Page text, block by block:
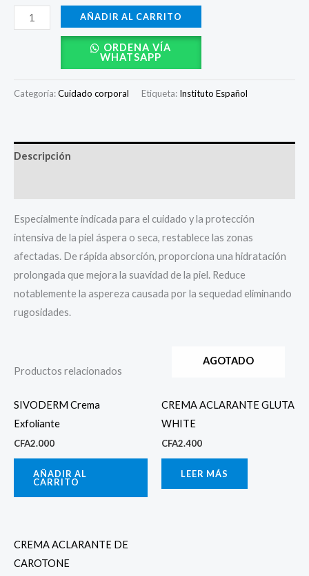
AÑADIR AL CARRITO
ORDENA VÍA
WHATSAPP
Categoría:Cuidado corporal Etiqueta: Instituto Español
Descripción
Especialmente indicada para el cuidado y la protección
intensiva de la piel áspera o seca, restablece las zonas
afectadas. De rápida absorción, proporciona una hidratación
prolongada que mejora la suavidad de la piel. Reduce
notablemente la aspereza causada por la sequedad eliminando
rugosidades.
Productos relacionados
SIVODERM Crema
Exfoliante
CFA2.000
AÑADIR AL
CARRITO
AGOTADO
CREMA ACLARANTE GLUTA
WHITE
CFA2.400
LEER MÁS
CREMA ACLARANTE DE
CAROTONE